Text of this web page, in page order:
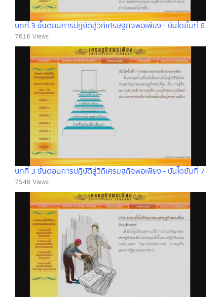
บทที่ 3 ขั้นตอนการปฏิบัติสู่วิถีเศรษฐกิจพอเพียง - บันไดขั้นที่ 6
7616 Views
บทที่ 3 ขั้นตอนการปฏิบัติสู่วิถีเศรษฐกิจพอเพียง - บันไดขั้นที่ 7
7548 Views